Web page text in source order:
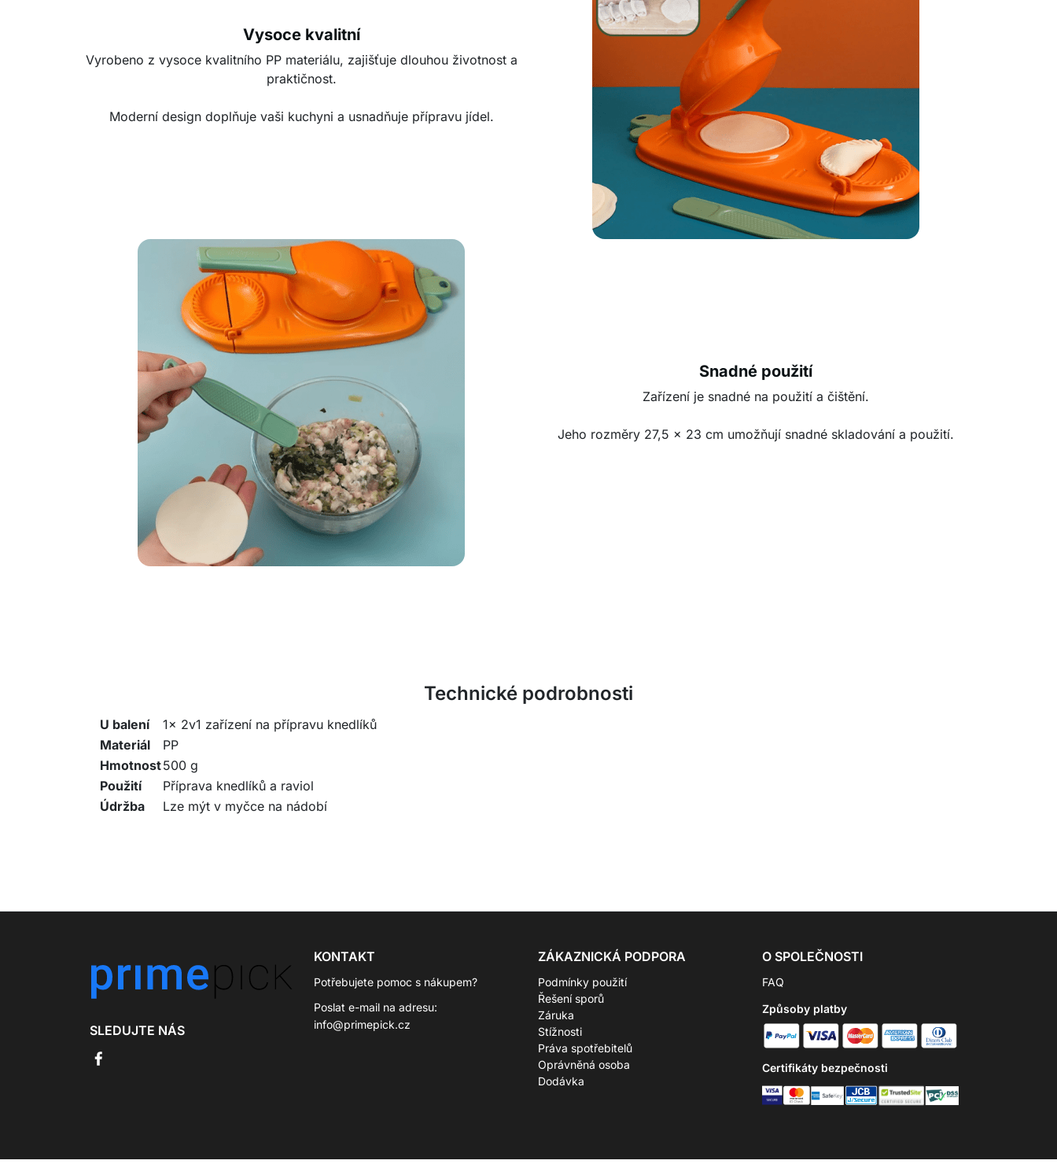
Vysoce kvalitní
Vyrobeno z vysoce kvalitního PP materiálu, zajišťuje dlouhou životnost a
praktičnost.
Moderní design doplňuje vaši kuchyni a usnadňuje přípravu jídel.
Snadné použití
Zařízení je snadné na použití a čištění.
Jeho rozměry 27,5 x 23 cm umožňují snadné skladování a použití.
Technické podrobnosti
U balení
1x 2v1 zařízení na přípravu knedlíků
Materiál
PP
Hmotnost500 g
Použití
Příprava knedlíků a raviol
Údržba
Lze mýt v myčce na nádobí
SLEDUJTE NÁS
KONTAKT
Potřebujete pomoc s nákupem?
Poslat e-mail na adresu:
info@primepick.cz
ZÁKAZNICKÁ PODPORA
Podmínky použití
Řešení sporů
Záruka
Stížnosti
Práva spotřebitelů
Oprávněná osoba
Dodávka
O SPOLEČNOSTI
FAQ
Způsoby platby
Certifikáty bezpečnosti